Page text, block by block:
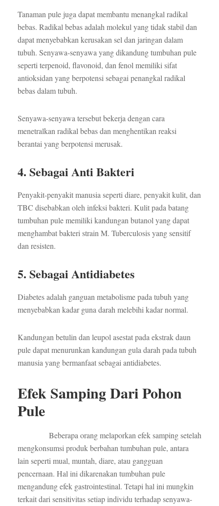
Tanaman pule juga dapat membantu menangkal radikal
bebas. Radikal bebas adalah molekul yang tidak stabil dan
dapat menyebabkan kerusakan sel dan jaringan dalam
tubuh. Senyawa-senyawa yang dikandung tumbuhan pule
seperti terpenoid, flavonoid, dan fenol memiliki sifat
antioksidan yang berpotensi sebagai penangkal radikal
bebas dalam tubuh.
Senyawa-senyawa tersebut bekerja dengan cara
menetralkan radikal bebas dan menghentikan reaksi
berantai yang berpotensi merusak.
4. Sebagai Anti Bakteri
Penyakit-penyakit manusia seperti diare, penyakit kulit, dan
TBC disebabkan oleh infeksi bakteri. Kulit pada batang
tumbuhan pule memiliki kandungan butanol yang dapat
menghambat bakteri strain M. Tuberculosis yang sensitif
dan resisten.
5. Sebagai Antidiabetes
Diabetes adalah ganguan metabolisme pada tubuh yang
menyebabkan kadar guna darah melebihi kadar normal.
Kandungan betulin dan leupol asestat pada ekstrak daun
pule dapat menurunkan kandungan gula darah pada tubuh
manusia yang bermanfaat sebagai antidiabetes.
Efek Samping Dari Pohon
Pule
Beberapa orang melaporkan efek samping setelah
mengkonsumsi produk berbahan tumbuhan pule, antara
lain seperti mual, muntah, diare, atau gangguan
pencernaan. Hal ini dikarenakan tumbuhan pule
mengandung efek gastrointestinal. Tetapi hal ini mungkin
terkait dari sensitivitas setiap individu terhadap senyawa-